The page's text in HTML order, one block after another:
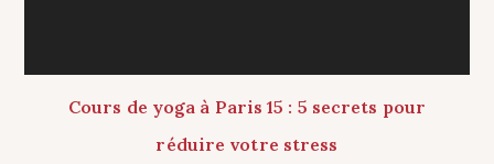
Cours de yoga à Paris 15 : 5 secrets pour
réduire votre stress